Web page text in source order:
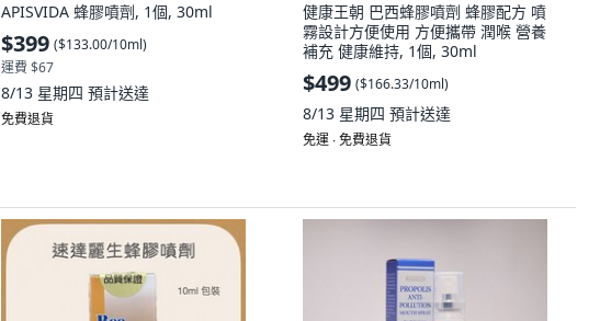
APISVIDA 蜂膠噴劑, 1個, 30ml
$399 ($133.00/10ml)
運費 $67
8/13 星期四 預計送達
免費退貨
健康王朝 巴西蜂膠噴劑 蜂膠配方 噴
霧設計方便使用 方便攜帶 潤喉 營養
補充 健康維持, 1個, 30ml
$499 ($166.33/10ml)
8/13 星期四 預計送達
免運 ∙ 免費退貨